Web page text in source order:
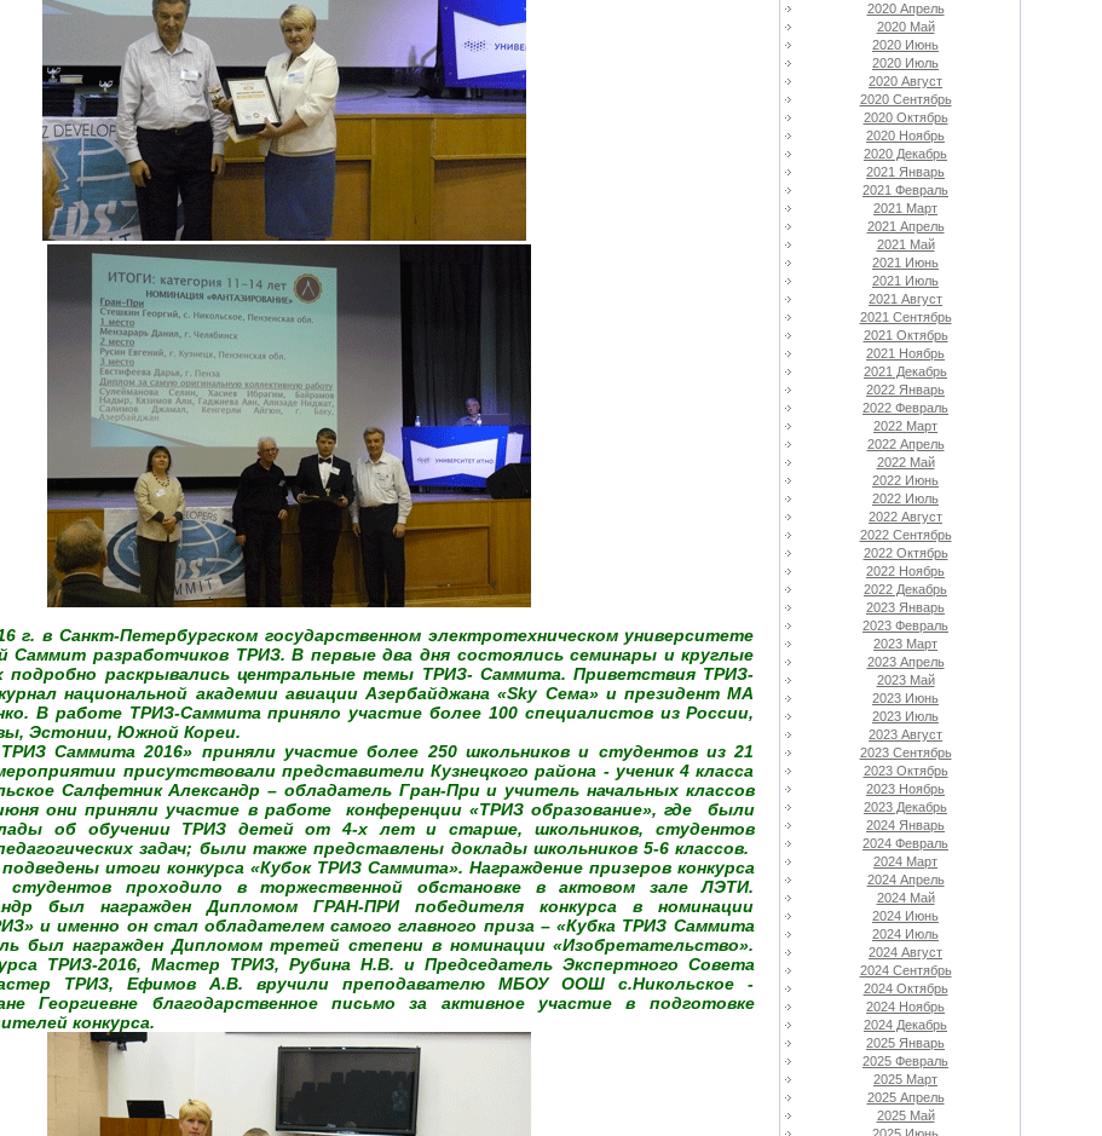
г. в Санкт-Петербургском государственном электротехническом университете
Саммит разработчиков ТРИЗ. В первые два дня состоялись семинары и круглые
раскрывались центральные темы ТРИЗ- Саммита. Приветствия ТРИЗ-
национальной академии авиации Азербайджана «Sky Сема» и президент МА
В работе ТРИЗ-Саммита приняло участие более 100 специалистов из России,
Эстонии, Южной Кореи.
Саммита 2016» приняли участие более 250 школьников и студентов из 21
присутствовали представители Кузнецкого района - ученик 4 класса
Салфетник Александр – обладатель Гран-При и учитель начальных классов
они приняли участие в работе конференции «ТРИЗ образование», где были
об обучении ТРИЗ детей от 4-х лет и старше, школьников, студентов
задач; были также представлены доклады школьников 5-6 классов.
итоги конкурса «Кубок ТРИЗ Саммита». Награждение призеров конкурса
студентов проходило в торжественной обстановке в актовом зале ЛЭТИ.
был награжден Дипломом ГРАН-ПРИ победителя конкурса в номинации
и именно он стал обладателем самого главного приза – «Кубка ТРИЗ Саммита
был награжден Дипломом третей степени в номинации «Изобретательство».
ТРИЗ-2016, Мастер ТРИЗ, Рубина Н.В. и Председатель Экспертного Совета
ТРИЗ, Ефимов А.В. вручили преподавателю МБОУ ООШ с.Никольское -
Георгиевне благодарственное письмо за активное участие в подготовке
конкурса.
2020 Апрель
2020 Май
2020 Июнь
2020 Июль
2020 Август
2020 Сентябрь
2020 Октябрь
2020 Ноябрь
2020 Декабрь
2021 Январь
2021 Февраль
2021 Март
2021 Апрель
2021 Май
2021 Июнь
2021 Июль
2021 Август
2021 Сентябрь
2021 Октябрь
2021 Ноябрь
2021 Декабрь
2022 Январь
2022 Февраль
2022 Март
2022 Апрель
2022 Май
2022 Июнь
2022 Июль
2022 Август
2022 Сентябрь
2022 Октябрь
2022 Ноябрь
2022 Декабрь
2023 Январь
2023 Февраль
2023 Март
2023 Апрель
2023 Май
2023 Июнь
2023 Июль
2023 Август
2023 Сентябрь
2023 Октябрь
2023 Ноябрь
2023 Декабрь
2024 Январь
2024 Февраль
2024 Март
2024 Апрель
2024 Май
2024 Июнь
2024 Июль
2024 Август
2024 Сентябрь
2024 Октябрь
2024 Ноябрь
2024 Декабрь
2025 Январь
2025 Февраль
2025 Март
2025 Апрель
2025 Май